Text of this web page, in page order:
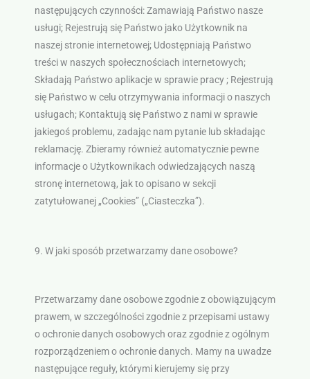
następujących czynności: Zamawiają Państwo nasze
usługi; Rejestrują się Państwo jako Użytkownik na
naszej stronie internetowej; Udostępniają Państwo
treści w naszych społecznościach internetowych;
Składają Państwo aplikacje w sprawie pracy ; Rejestrują
się Państwo w celu otrzymywania informacji o naszych
usługach; Kontaktują się Państwo z nami w sprawie
jakiegoś problemu, zadając nam pytanie lub składając
reklamację. Zbieramy również automatycznie pewne
informacje o Użytkownikach odwiedzających naszą
stronę internetową, jak to opisano w sekcji
zatytułowanej „Cookies” („Ciasteczka”).
9. W jaki sposób przetwarzamy dane osobowe?
Przetwarzamy dane osobowe zgodnie z obowiązującym
prawem, w szczególności zgodnie z przepisami ustawy
o ochronie danych osobowych oraz zgodnie z ogólnym
rozporządzeniem o ochronie danych. Mamy na uwadze
następujące reguły, którymi kierujemy się przy